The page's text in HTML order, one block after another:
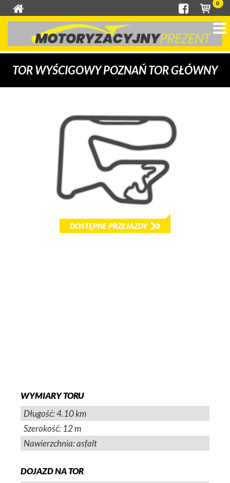
0
TOR WYŚCIGOWY POZNAŃ TOR GŁÓWNY
DOSTĘPNE PRZEJAZDY
WYMIARY TORU
Długość: 4.10 km
Szerokość: 12 m
Nawierzchnia: asfalt
DOJAZD NA TOR